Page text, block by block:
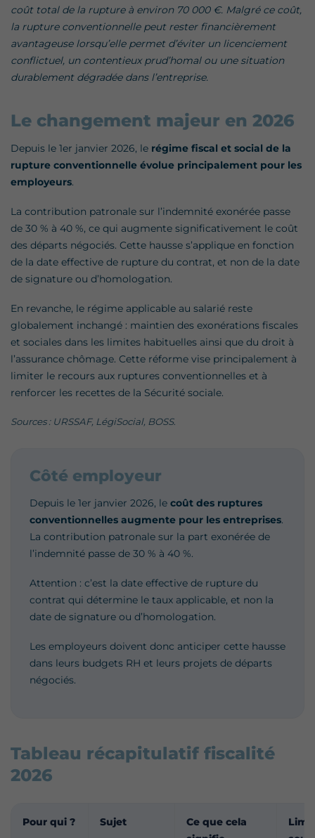
coût total de la rupture à environ 70 000 €. Malgré ce coût,
la rupture conventionnelle peut rester financièrement
avantageuse lorsqu’elle permet d’éviter un licenciement
conflictuel, un contentieux prud’homal ou une situation
durablement dégradée dans l’entreprise.
Le changement majeur en 2026
Depuis le 1er janvier 2026, le régime fiscal et social de la
rupture conventionnelle évolue principalement pour les
employeurs.
La contribution patronale sur l’indemnité exonérée passe
de 30 % à 40 %, ce qui augmente significativement le coût
des départs négociés. Cette hausse s’applique en fonction
de la date effective de rupture du contrat, et non de la date
de signature ou d’homologation.
En revanche, le régime applicable au salarié reste
globalement inchangé : maintien des exonérations fiscales
et sociales dans les limites habituelles ainsi que du droit à
l’assurance chômage. Cette réforme vise principalement à
limiter le recours aux ruptures conventionnelles et à
renforcer les recettes de la Sécurité sociale.
Sources : URSSAF, LégiSocial, BOSS.
Côté employeur
Depuis le 1er janvier 2026, le coût des ruptures
conventionnelles augmente pour les entreprises.
La contribution patronale sur la part exonérée de
l’indemnité passe de 30 % à 40 %.
Attention : c’est la date effective de rupture du
contrat qui détermine le taux applicable, et non la
date de signature ou d’homologation.
Les employeurs doivent donc anticiper cette hausse
dans leurs budgets RH et leurs projets de départs
négociés.
Tableau récapitulatif fiscalité
2026
Pour qui ? Sujet
Ce que cela